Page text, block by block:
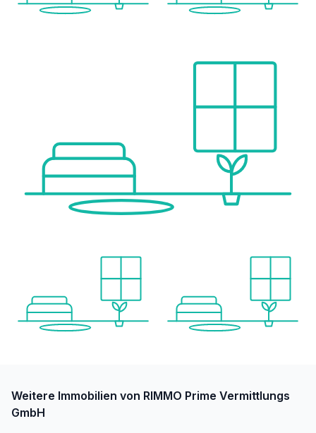
Weitere Immobilien von RIMMO Prime Vermittlungs
GmbH